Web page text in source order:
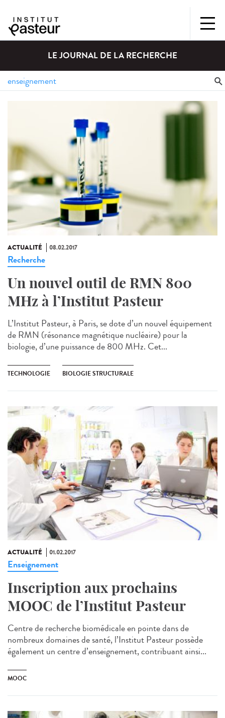
LE JOURNAL DE LA RECHERCHE
ACTUALITÉ 08.02.2017
Recherche
Un nouvel outil de RMN 800
MHz à l’Institut Pasteur
L’Institut Pasteur, à Paris, se dote d’un nouvel équipement
de RMN (résonance magnétique nucléaire) pour la
biologie, d’une puissance de 800 MHz. Cet...
TECHNOLOGIE BIOLOGIE STRUCTURALE
ACTUALITÉ 01.02.2017
Enseignement
Inscription aux prochains
MOOC de l’Institut Pasteur
Centre de recherche biomédicale en pointe dans de
nombreux domaines de santé, l’Institut Pasteur possède
également un centre d’enseignement, contribuant ainsi...
MOOC